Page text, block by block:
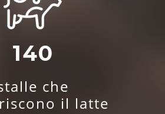
140
che
il latte